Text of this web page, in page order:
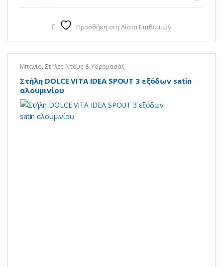
Προσθήκη στη Λίστα Επιθυμιών
Μπάνιο, Στήλες Ντους & Υδρομασάζ
Στήλη DOLCE VITA IDEA SPOUT 3 εξόδων satin
αλουμινίου